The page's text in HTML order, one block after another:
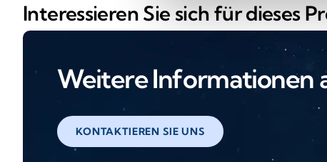
Interessieren Sie sich für dieses
Weitere Informationen
KONTAKTIEREN SIE UNS